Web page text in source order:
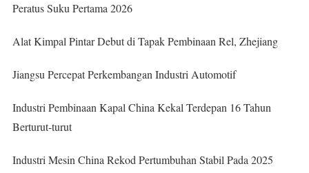
Peratus Suku Pertama 2026
Alat Kimpal Pintar Debut di Tapak Pembinaan Rel, Zhejiang
Jiangsu Percepat Perkembangan Industri Automotif
Industri Pembinaan Kapal China Kekal Terdepan 16 Tahun
Berturut-turut
Industri Mesin China Rekod Pertumbuhan Stabil Pada 2025